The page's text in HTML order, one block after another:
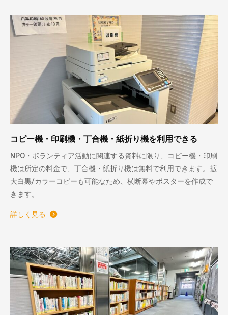
コピー機・印刷機・丁合機・紙折り機を利用できる
NPO・ボランティア活動に関連する資料に限り、コピー機・印刷
機は所定の料金で、丁合機・紙折り機は無料で利用できます。拡
大白黒/カラーコピーも可能なため、横断幕やポスターを作成で
きます。
詳しく見る